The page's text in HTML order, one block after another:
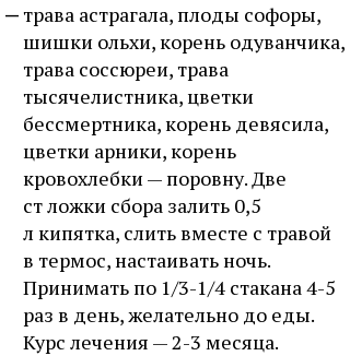
трава астрагала, плоды софоры,
шишки ольхи, корень одуванчика,
трава соссюреи, трава
тысячелистника, цветки
бессмертника, корень девясила,
цветки арники, корень
кровохлебки — поровну. Две
ст ложки сбора залить 0,5
л кипятка, слить вместе с травой
в термос, настаивать ночь.
Принимать по 1/3-1/4 стакана 4-5
раз в день, желательно до еды.
Курс лечения — 2-3 месяца.